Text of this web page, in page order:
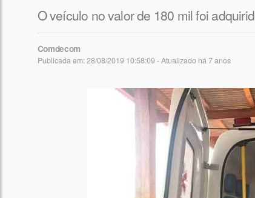
O veículo no valor de 180 mil foi
Comdecom
Publicada em: 28/08/2019 10:58:09 - Atualizado há 7 anos